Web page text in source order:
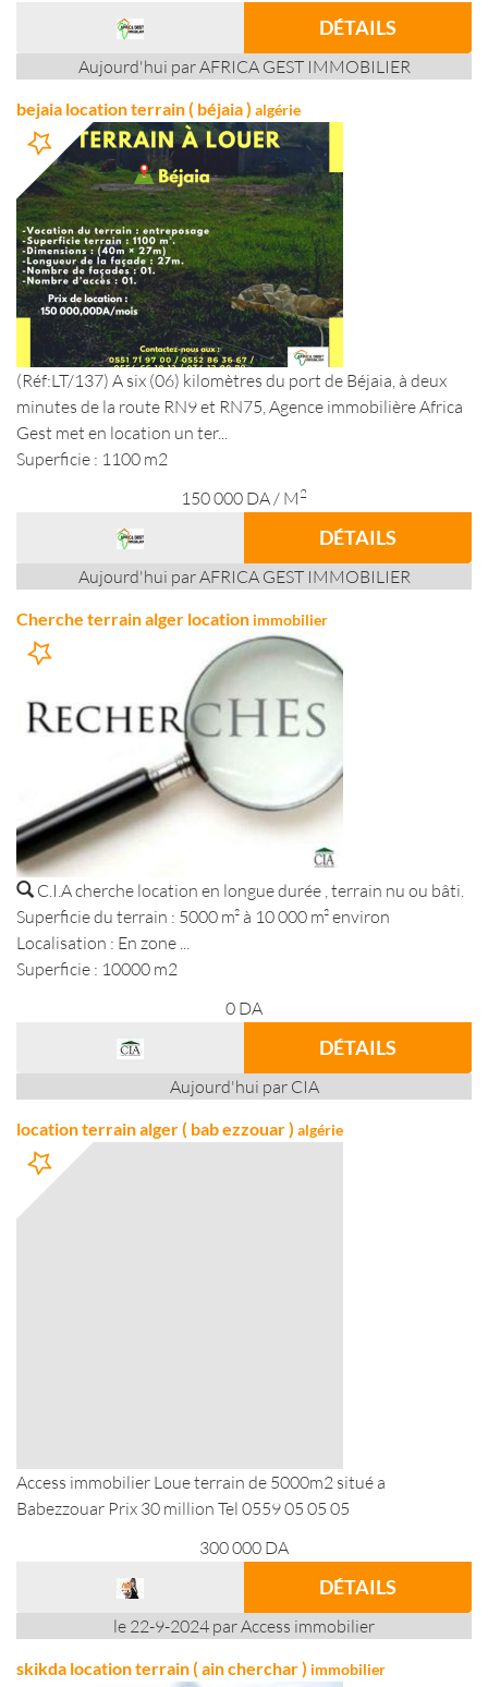
DÉTAILS
Aujourd'hui par AFRICA GEST IMMOBILIER
bejaia location terrain ( béjaia ) algérie
(Réf:LT/137) A six (06) kilomètres du port de Béjaia, à deux
minutes de la route RN9 et RN75, Agence immobilière Africa
Gest met en location un ter...
Superficie : 1100 m2
150 000 DA/ M 2
DÉTAILS
Aujourd'hui par AFRICA GEST IMMOBILIER
Cherche terrain alger location immobilier
C.I.A cherche location en longue durée , terrain nu ou bâti.
Superficie du terrain : 5000 m² à 10 000 m² environ
Localisation : En zone ...
Superficie : 10000 m2
0 DA
DÉTAILS
Aujourd'hui par CIA
location terrain alger ( bab ezzouar ) algérie
Access immobilier Loue terrain de 5000m2 situé a
Babezzouar Prix 30 million Tel 0559 05 05 05
300 000 DA
DÉTAILS
le 22-9-2024 par Access immobilier
skikda location terrain ( ain cherchar ) immobilier